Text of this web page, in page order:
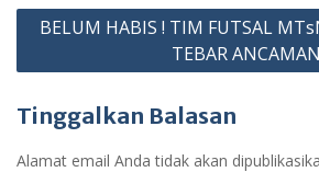
o
o
BELUM HABIS ! TIM FUTSAL
TEBAR ANCAMAN
Tinggalkan Balasan
Alamat email Anda tidak akan